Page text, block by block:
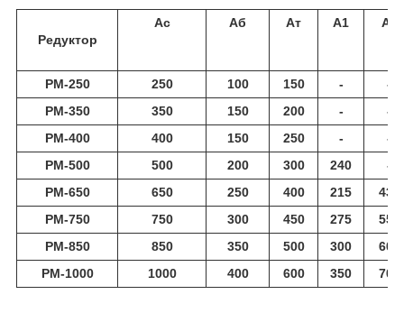
Редуктор
Aс Аб Ат А1 А2
РМ-250 250 100 150 -
-
РМ-350
350 150 200 -
-
РМ-400
400 150 250 -
-
РМ-500
500 200 300 240
-
РМ-650
650 250 400 215
430
РМ-750
750 300 450 275
550
РМ-850
850 350 500 300
600
РМ-1000
1000 400 600 350 700